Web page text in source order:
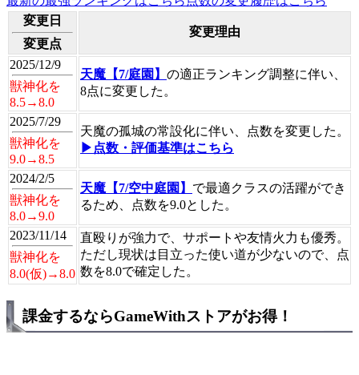
変更日
変更点
変更理由
2025/12/9
獣神化を
8.5→8.0
天魔【7/庭園】 の適正ランキング調整に伴い、
8点に変更した。
2025/7/29
獣神化を
9.0→8.5
天魔の孤城の常設化に伴い、点数を変更した。
▶点数・評価基準はこちら
2024/2/5
獣神化を
8.0→9.0
天魔【7/空中庭園】 で最適クラスの活躍ができ
るため、点数を9.0とした。
2023/11/14
獣神化を
8.0(仮)→8.0
直殴りが強力で、サポートや友情火力も優秀。
ただし現状は目立った使い道が少ないので、点
数を8.0で確定した。
課金するならGameWithストアがお得！